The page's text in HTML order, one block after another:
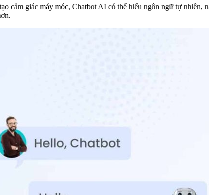
cảm giác máy móc, Chatbot AI có thể hiểu ngôn ngữ tự nhiên,